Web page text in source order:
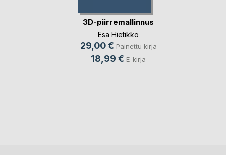
3D-piirremallinnus
Esa Hietikko
29,00 € Painettu kirja
18,99 € E-kirja